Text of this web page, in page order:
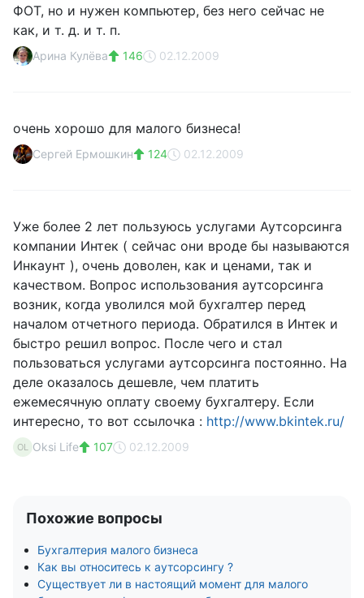
ФОТ, но и нужен компьютер, без него сейчас не
как, и т. д. и т. п.
Арина Кулёва 146 02.12.2009
очень хорошо для малого бизнеса!
Сергей Ермошкин 124 02.12.2009
Уже более 2 лет пользуюсь услугами Аутсорсинга
компании Интек ( сейчас они вроде бы называются
Инкаунт ), очень доволен, как и ценами, так и
качеством. Вопрос использования аутсорсинга
возник, когда уволился мой бухгалтер перед
началом отчетного периода. Обратился в Интек и
быстро решил вопрос. После чего и стал
пользоваться услугами аутсорсинга постоянно. На
деле оказалось дешевле, чем платить
ежемесячную оплату своему бухгалтеру. Если
интересно, то вот ссылочка : http://www.bkintek.ru/
OL Oksi Life 107 02.12.2009
Похожие вопросы
Бухгалтерия малого бизнеса
Как вы относитесь к аутсорсингу ?
Существует ли в настоящий момент для малого